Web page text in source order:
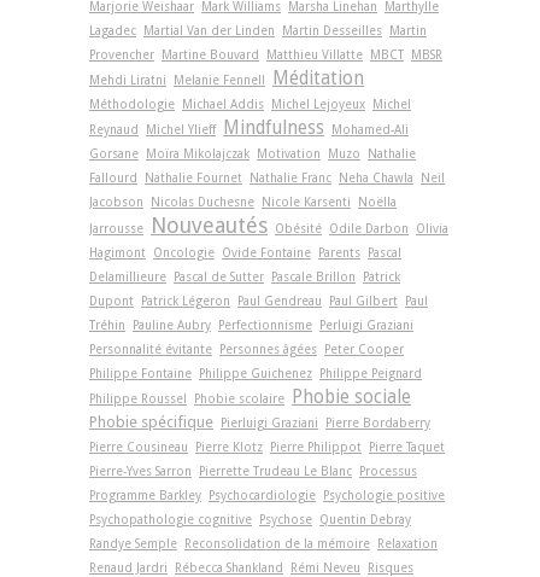
Marjorie Weishaar Mark Williams Marsha Linehan
Marthylle
Lagadec Martial Van der Linden Martin Desseilles Martin
Provencher Martine Bouvard Matthieu Villatte MBCT MBSR
Mehdi Liratni
Melanie Fennell Méditation
Méthodologie Michael Addis Michel Lejoyeux Michel
Reynaud
Michel Ylieff Mindfulness
Mohamed-Ali
Gorsane Moïra Mikolajczak Motivation Muzo
Nathalie
Fallourd
Nathalie Fournet Nathalie Franc Neha Chawla
Neil
Jacobson
Nicolas Duchesne Nicole Karsenti
Noëlla
Jarrousse
Nouveautés Obésité Odile Darbon
Olivia
Hagimont Oncologie Ovide Fontaine Parents Pascal
Delamillieure Pascal de Sutter Pascale Brillon
Patrick
Dupont Patrick Légeron Paul Gendreau Paul Gilbert Paul
Tréhin
Pauline Aubry Perfectionnisme Perluigi Graziani
Personnalité évitante Personnes âgées Peter Cooper
Philippe Fontaine Philippe Guichenez Philippe Peignard
Philippe Roussel
Phobie scolaire Phobie sociale
Phobie spécifique Pierluigi Graziani
Pierre Bordaberry
Pierre Cousineau
Pierre Klotz Pierre Philippot Pierre Taquet
Pierre-Yves Sarron
Pierrette Trudeau Le Blanc Processus
Programme Barkley Psychocardiologie Psychologie positive
Psychopathologie cognitive Psychose Quentin Debray
Randye Semple Reconsolidation de la mémoire Relaxation
Renaud Jardri
Rébecca Shankland Rémi Neveu
Risques